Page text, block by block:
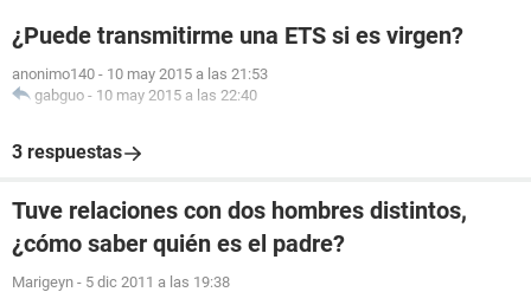
¿Puede transmitirme una ETS si es virgen?
anonimo140 - 10 may 2015 a las 21:53
gabguo - 10 may 2015 a las 22:40
3 respuestas
Tuve relaciones con dos hombres distintos,
¿cómo saber quién es el padre?
Marigeyn - 5 dic 2011 a las 19:38